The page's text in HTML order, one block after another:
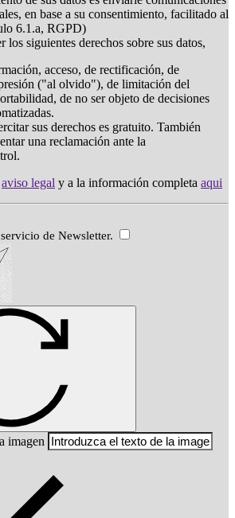
en base a su consentimiento, facilitado al
6.1.a, RGPD)
los siguientes derechos sobre sus datos,
acceso, de rectificación, de
("al olvido"), de limitación del
de no ser objeto de decisiones
sus derechos es gratuito. También
una reclamación ante la
aviso legal y a la información completa aqui
de Newsletter.
imagen